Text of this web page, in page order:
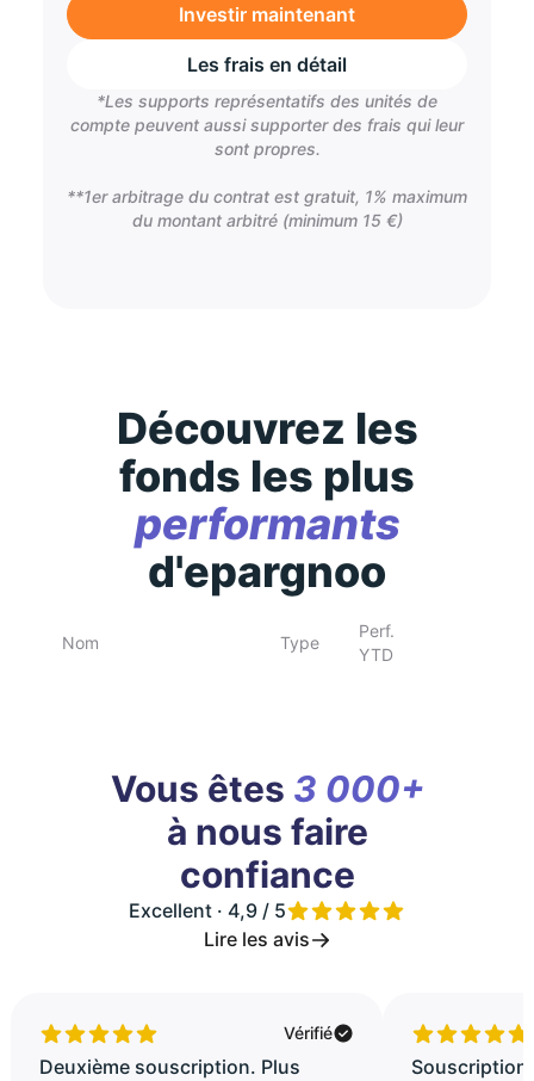
Investir maintenant
Les frais en détail
*Les supports représentatifs des unités de
compte peuvent aussi supporter des frais qui leur
sont propres.
**1er arbitrage du contrat est gratuit, 1% maximum
du montant arbitré (minimum 15 €)
Découvrez les
fonds les plus
performants
d'epargnoo
Nom Type
Perf.
YTD
Vous êtes 3 000+
à nous faire
confiance
Excellent · 4,9 / 5
Lire les avis
Vérifié
Deuxième souscription. Plus
Souscription